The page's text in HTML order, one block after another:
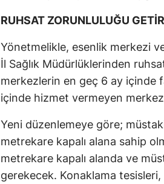
RUHSAT ZORUNLULUĞU
Yönetmelikle, esenlik merkezi
İl Sağlık Müdürlüklerinden
merkezlerin en geç 6 ay içinde
içinde hizmet vermeyen
Yeni düzenlemeye göre;
metrekare kapalı alana sahip
metrekare kapalı alanda ve
gerekecek. Konaklama tesisleri,